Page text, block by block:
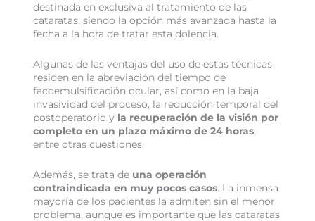
destinada en exclusiva al tratamiento de las
cataratas, siendo la opción más avanzada hasta la
fecha a la hora de tratar esta dolencia.
Algunas de las ventajas del uso de estas técnicas
residen en la abreviación del tiempo de
facoemulsificación ocular, así como en la baja
invasividad del proceso, la reducción temporal del
postoperatorio y la recuperación de la visión por
completo en un plazo máximo de 24 horas,
entre otras cuestiones.
Además, se trata de una operación
contraindicada en muy pocos casos. La inmensa
mayoría de los pacientes la admiten sin el menor
problema, aunque es importante que las cataratas